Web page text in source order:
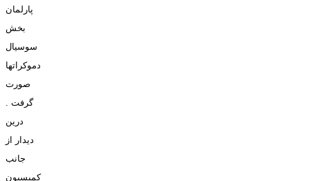
پارلمان
بخش
سوسيال
دموکراتها
صورت
گرفت .
درين
ديدار از
جانب
کميسيون